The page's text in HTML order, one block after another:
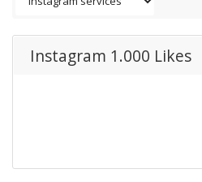
Instagram 1.000 Likes